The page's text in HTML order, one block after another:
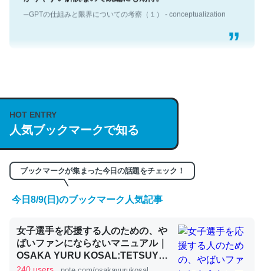
─GPTの仕組みと限界についての考察（１） - conceptualization
説してる記事が少ないので貴重な良記事。/続編来た
https://isobe324649.hatenablog.com/entry/2023/03/27
/064121
─GPTの仕組みと限界についての考察（１） - conceptualization
くらい。小説でいう「ずっと前の伏線」は回収されないけ
ど、短期記憶というには多い分量。進化すればするほど分
かりやすく強くなりそう
HOT ENTRY
人気ブックマークで知る
ブックマークが集まった今日の話題をチェック！
今日8/9(日)のブックマーク人気記事
女子選手を応援する人のための、や
ばいファンにならないマニュアル｜
OSAKA YURU KOSAL:TETSUYA
KITAMOTO